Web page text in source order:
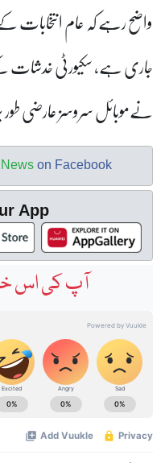
کے لیے ملک بھر
خدشات کے پیش نظر
طور پر معطل کرنے کا
Follow Lahore News
Install our App
اس خبر کے متعلق